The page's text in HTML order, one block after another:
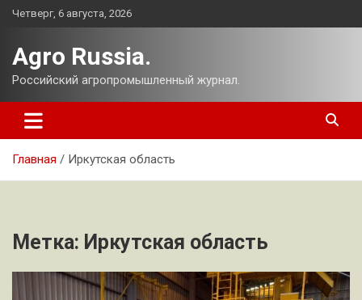
Перейти
Четверг, 6 августа, 2026
Agro Russia.
Российский агропромышленный журнал.
Главная Иркутская область
Метка: Иркутская область